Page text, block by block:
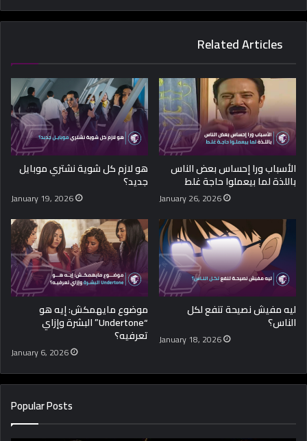
Related Articles
الأسباب ورا إحساس بعض الناس
باللذة لما بيعملوا حاجة غلط
January 26, 2026
هو لازم كل شوية نشتري موبايل
جديد؟
January 19, 2026
ليه مفيش نصيحة تنفع لكل
الناس؟
January 18, 2026
موضوع مايهمكش: إيه هو
“Undertone” البشرة وإزاي
تعرفيه؟
January 6, 2026
Popular Posts